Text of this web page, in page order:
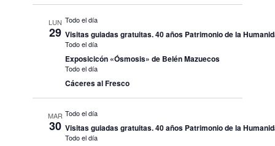
LUN
29
Todo el día
Visitas guiadas gratuitas. 40 años Patrimonio de la
Todo el día
Exposicicón «Ósmosis» de Belén Mazuecos
Todo el día
Cáceres al Fresco
MAR
30
Todo el día
Visitas guiadas gratuitas. 40 años Patrimonio de la
Todo el día